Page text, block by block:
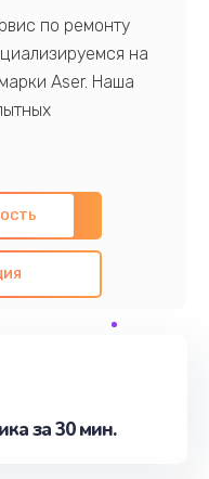
по ремонту
на
Aser. Наша
знаниями и
ремонт с
компонентов, а
всех
- предоставить
записаться на
за 30 мин.